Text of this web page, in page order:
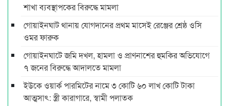
শাখা ব্যবস্থাপকের বিরুদ্ধে মামলা
গোয়াইনঘাট থানায় যোগদানের প্রথম মাসেই রেঞ্জের শ্রেষ্ঠ ওসি
ওমর ফারুক
গোয়াইনঘাটে জমি দখল, হামলা ও প্রাণনাশের হুমকির অভিযোগে
৭ জনের বিরুদ্ধে আদালতে মামলা
ইউকে ওয়ার্ক পারমিটের নামে ৩ কোটি ৬০ লাখ কোটি টাকা
আত্মসাৎ: স্ত্রী কারাগারে, স্বামী পলাতক